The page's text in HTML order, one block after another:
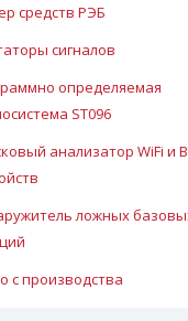
средств РЭБ
сигналов
определяемая
ST096
анализатор WiFi и
ложных
с производства